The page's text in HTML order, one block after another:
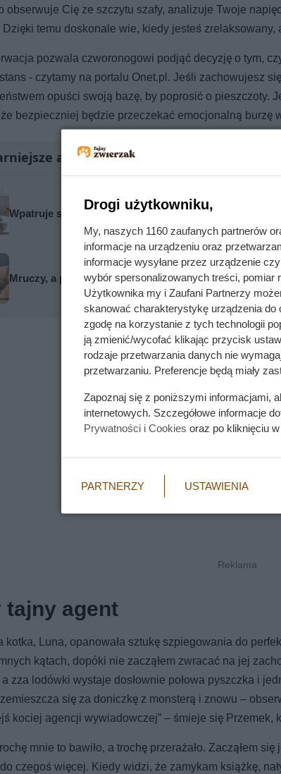
obserwuje Cię ze szczytu szafy, analizuje Twoje
temu doskonale wie, kiedy jesteś zrelaksowany,
pozwala czworonogowi podjąć decyzję o tym,
- czytamy na portalu Onet.pl. Jeśli zachowujesz
opuści swoją bazę, by poprosić o pieszczoty.
bezpieczniej będzie przeczekać emocjonalną burzę
artykuły
Wpatruje się w pustą ścianę lub ciemny kąt?
Mruczy, a po chwili nagle gryzie? Behawioryści
tajny agent
kotka, Luna, opanowała sztukę szpiegowania do
kątach, dopóki nie zacząłem zwracać na jej
zza lodówki wystaje dosłownie połowa pyszczka i
się za doniczkę z monsterą i znowu –
kociej agencji wywiadowczej” – śmieje się Przemek,
mnie to bawiło, a trochę przerażało. Zacząłem
czegoś więcej. Kiedy widzi, że zamykam książkę,
Drogi użytkowniku,
My, naszych 1160 zaufanych partnerów
informacje na urządzeniu oraz
informacje wysyłane przez urządzenie
wybór spersonalizowanych treści, pomiar
Użytkownika my i Zaufani Partnerzy
skanować charakterystykę urządzenia
zgodę na korzystanie z tych technologii
ją zmienić/wycofać klikając przycisk
rodzaje przetwarzania danych nie
przetwarzaniu. Preferencje będą miały
Zapoznaj się z poniższymi informacjami,
internetowych. Szczegółowe informacje
Prywatności i Cookies oraz po kliknięciu w
PARTNERZY USTAWIENIA